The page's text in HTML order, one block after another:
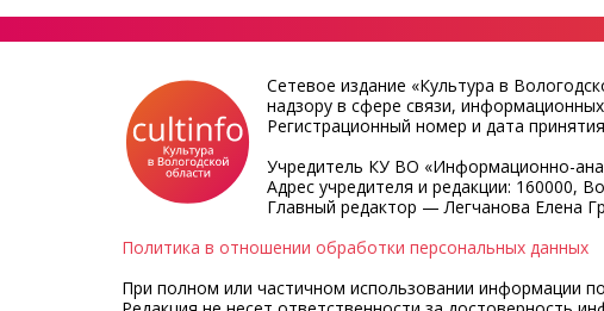
Сетевое издание «Культура в
надзору в сфере связи,
Регистрационный номер и дата
Учредитель КУ ВО «Информационно-
Адрес учредителя и редакции: 160000,
Главный редактор — Легчанова Елена
Политика в отношении обработки персональных данных
При полном или частичном использовании информации